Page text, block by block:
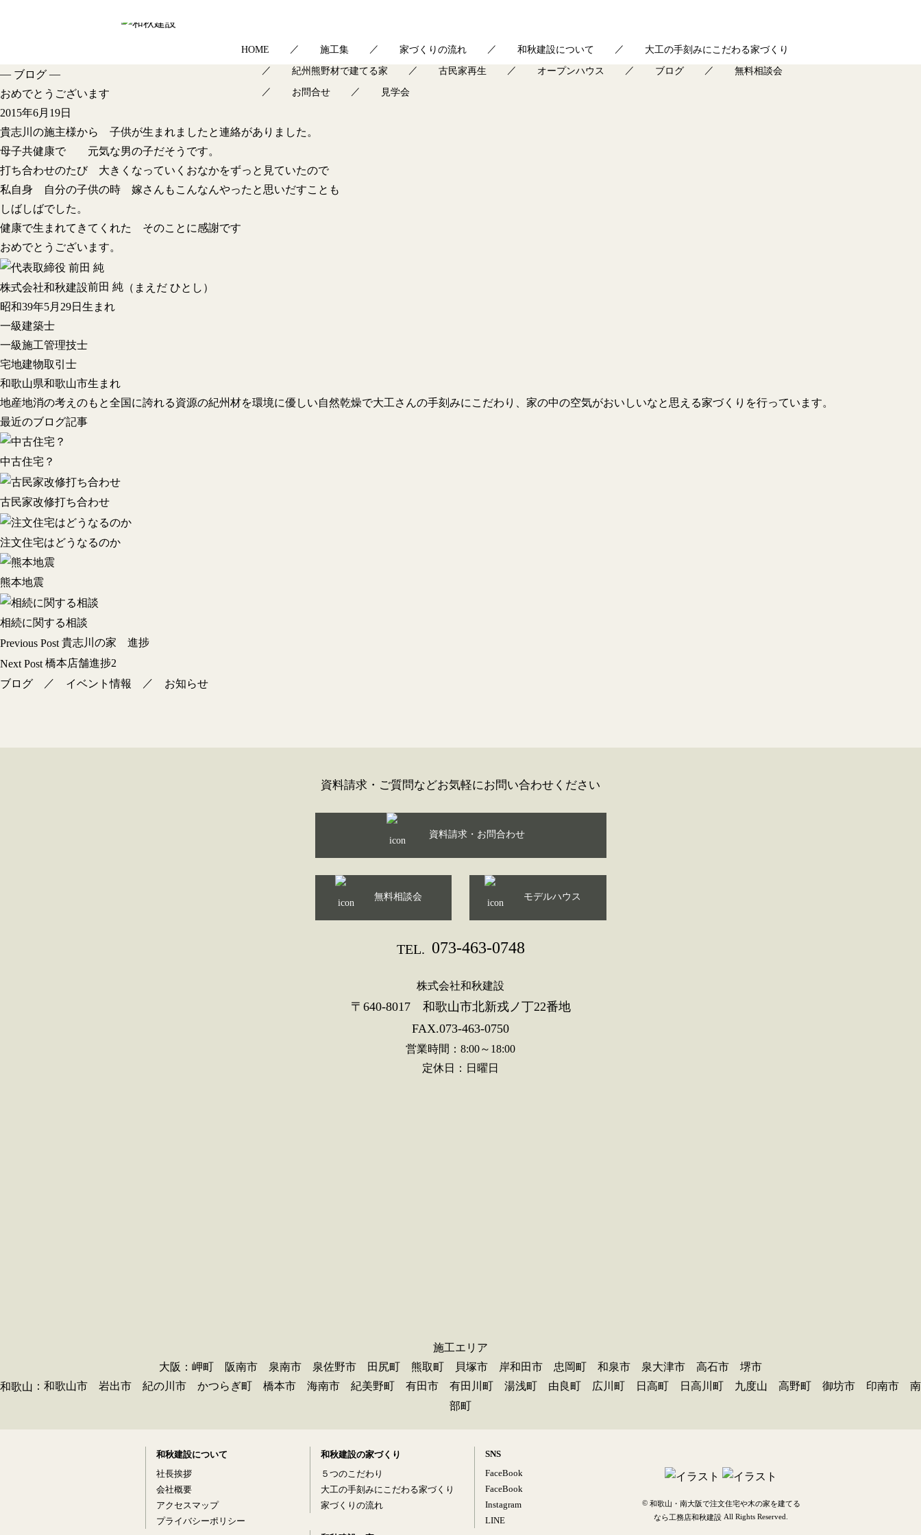
HOME 施工集 家づくりの流れ 和秋建設について 大工の手刻みにこだわる家づくり
紀州熊野材で建てる家 古民家再生 オープンハウス ブログ 無料相談会
お問合せ 見学会
— ブログ —
おめでとうございます
2015年6月19日
貴志川の施主様から 子供が生まれましたと連絡がありました。
母子共健康で 元気な男の子だそうです。
打ち合わせのたび 大きくなっていくおなかをずっと見ていたので
私自身 自分の子供の時 嫁さんもこんなんやったと思いだすことも
しばしばでした。
健康で生まれてきてくれた そのことに感謝です
おめでとうございます。
株式会社和秋建設前田 純 （まえだ ひとし）
昭和39年5月29日生まれ
一級建築士
一級施工管理技士
宅地建物取引士
和歌山県和歌山市生まれ
地産地消の考えのもと全国に誇れる資源の紀州材を環境に優しい自然乾燥で大工さんの手刻みにこだわり、家の中の空気がおいしいなと思える家づくりを行っています。
最近のブログ記事
中古住宅？
古民家改修打ち合わせ
注文住宅はどうなるのか
熊本地震
相続に関する相談
投
稿
ナ
Previous Post 貴志川の家 進捗
Next Post 橋本店舗進捗2
ブログ ／ イベント情報 ／ お知らせ
資料請求・ご質問などお気軽にお問い合わせください
資料請求・お問合わせ
無料相談会 モデルハウス
TEL. 073-463-0748
株式会社和秋建設
〒640-8017 和歌山市北新戎ノ丁22番地
FAX.073-463-0750
営業時間：8:00～18:00
定休日：日曜日
施工エリア
大阪：岬町 阪南市 泉南市 泉佐野市 田尻町 熊取町 貝塚市 岸和田市 忠岡町 和泉市 泉大津市 高石市 堺市
和歌山 ：和歌山市 岩出市 紀の川市 かつらぎ町 橋本市 海南市 紀美野町 有田市 有田川町 湯浅町 由良町 広川町 日高町 日高川町 九度山 高野町 御坊市 印南市 南
部町
和秋建設について
社長挨拶
会社概要
アクセスマップ
プライバシーポリシー
和秋建設の家づくり
５つのこだわり
大工の手刻みにこだわる家づくり
家づくりの流れ
SNS
FaceBook
FaceBook
Instagram
LINE
© 和歌山・南大阪で注文住宅や木の家を建てる
なら工務店和秋建設 All Rights Reserved.